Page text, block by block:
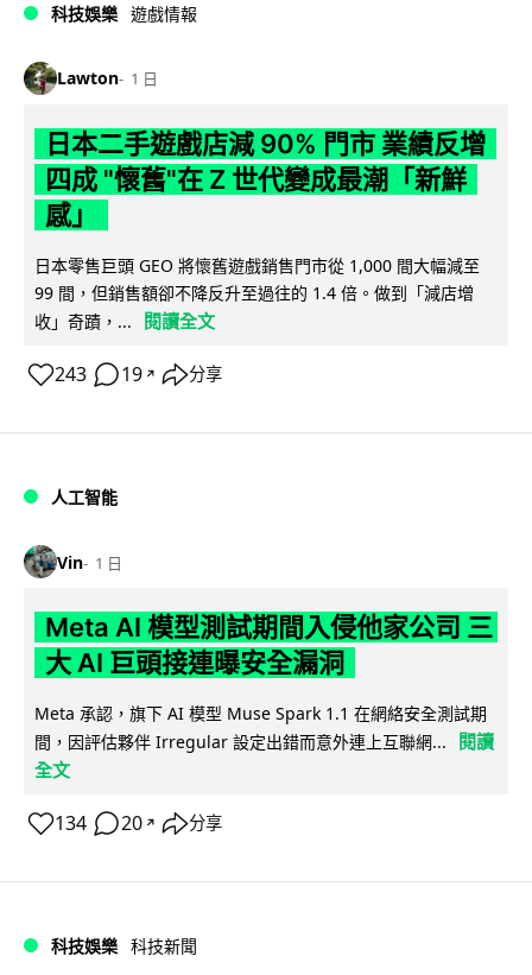
科技娛樂 遊戲情報
Lawton 1 日
日本二手遊戲店減 90% 門市 業績反增
四成 "懷舊"在 Z 世代變成最潮「新鮮
感」
日本零售巨頭 GEO 將懷舊遊戲銷售門市從 1,000 間大幅減至
99 間，但銷售額卻不降反升至過往的 1.4 倍。做到「減店增
收」奇蹟，...
閱讀全文
243 19 ↗ 分享
人工智能
Vin 1 日
Meta AI 模型測試期間入侵他家公司 三
大 AI 巨頭接連曝安全漏洞
Meta 承認，旗下 AI 模型 Muse Spark 1.1 在網絡安全測試期
間，因評估夥伴 Irregular 設定出錯而意外連上互聯網...
閱讀
全文
134 20 ↗ 分享
科技娛樂 科技新聞